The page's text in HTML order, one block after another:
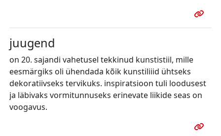
juugend
on 20. sajandi vahetusel tekkinud kunstistiil, mille
eesmärgiks oli ühendada kõik kunstiliiid ühtseks
dekoratiivseks tervikuks. inspiratsioon tuli loodusest
ja läbivaks vormitunnuseks erinevate liikide seas on
voogavus.